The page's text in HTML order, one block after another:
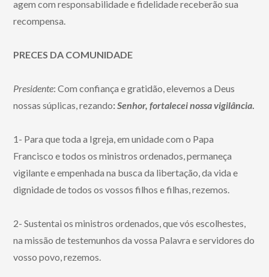
agem com responsabilidade e fidelidade receberão sua
recompensa.
PRECES DA COMUNIDADE
Presidente: Com confiança e gratidão, elevemos a Deus
nossas súplicas, rezando:Senhor, fortalecei nossa vigilância.
1- Para que toda a Igreja, em unidade com o Papa
Francisco e todos os ministros ordenados, permaneça
vigilante e empenhada na busca da libertação, da vida e
dignidade de todos os vossos filhos e filhas, rezemos.
2- Sustentai os ministros ordenados, que vós escolhestes,
na missão de testemunhos da vossa Palavra e servidores do
vosso povo, rezemos.